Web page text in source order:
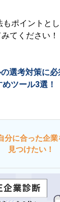
もポイントと
てください！
選考対策に必
ツール3選！
分に合った企業
見つけたい！